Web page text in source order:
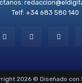
Telf: +34 683 580 140
2026 © Diseñado con